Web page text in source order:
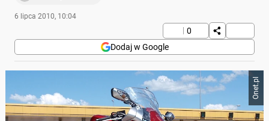
6 lipca 2010, 10:04
0
Dodaj w Google
Onet.pl